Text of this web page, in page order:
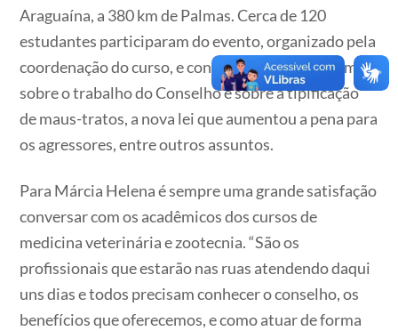
Araguaína, a 380 km de Palmas. Cerca de 120
estudantes participaram do evento, organizado pela
coordenação do curso, e conheceram um pouco mais
sobre o trabalho do Conselho e sobre a tipificação
de maus-tratos, a nova lei que aumentou a pena para
os agressores, entre outros assuntos.
Para Márcia Helena é sempre uma grande satisfação
conversar com os acadêmicos dos cursos de
medicina veterinária e zootecnia. “São os
profissionais que estarão nas ruas atendendo daqui
uns dias e todos precisam conhecer o conselho, os
benefícios que oferecemos, e como atuar de forma